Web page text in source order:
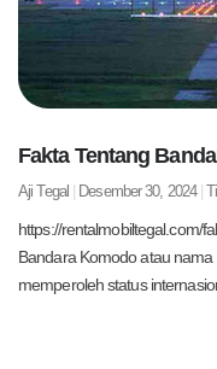
Fakta Tentang
Aji Tegal Desember 30, 2024
https://rentalmobiltegal.com/
Bandara Komodo atau
memperoleh status